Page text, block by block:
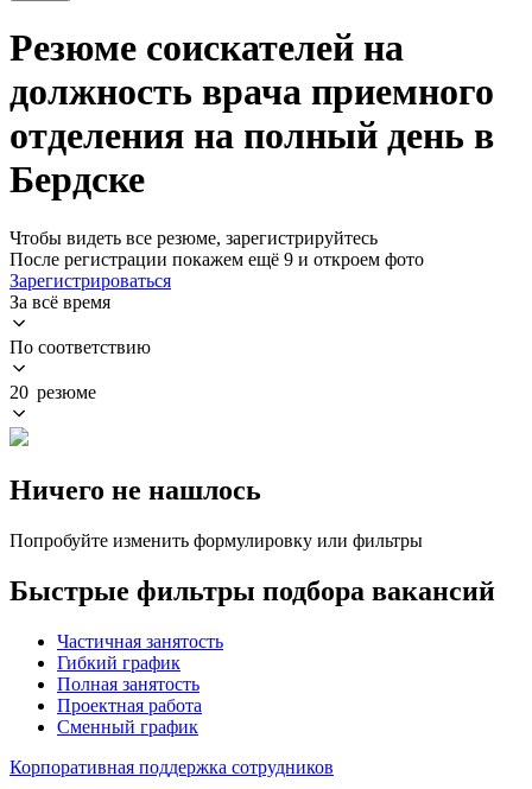
Резюме соискателей на
должность врача приемного
отделения на полный день в
Бердске
Чтобы видеть все резюме, зарегистрируйтесь
После регистрации покажем ещё 9 и откроем фото
Зарегистрироваться
За всё время
По соответствию
20 резюме
Ничего не нашлось
Попробуйте изменить формулировку или фильтры
Быстрые фильтры подбора вакансий
Частичная занятость
Гибкий график
Полная занятость
Проектная работа
Сменный график
Корпоративная поддержка сотрудников